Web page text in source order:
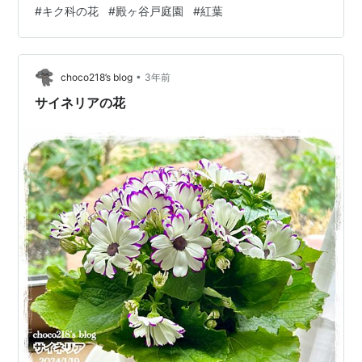
先々週に続いて、殿ヶ谷戸庭園に行ってきました 穏やか
ないい天気で、絶好の紅葉日和でした 私を含め、紅葉目
当ての来園者が、沢山いました それでは、殿ヶ谷戸庭園
の紅葉の様子です 本日は以上です 最後までご覧いただき
ありがとうございます。
#キク科の花 #殿ヶ谷戸庭園 #紅葉
choco218’s blog • 3年前
サイネリアの花